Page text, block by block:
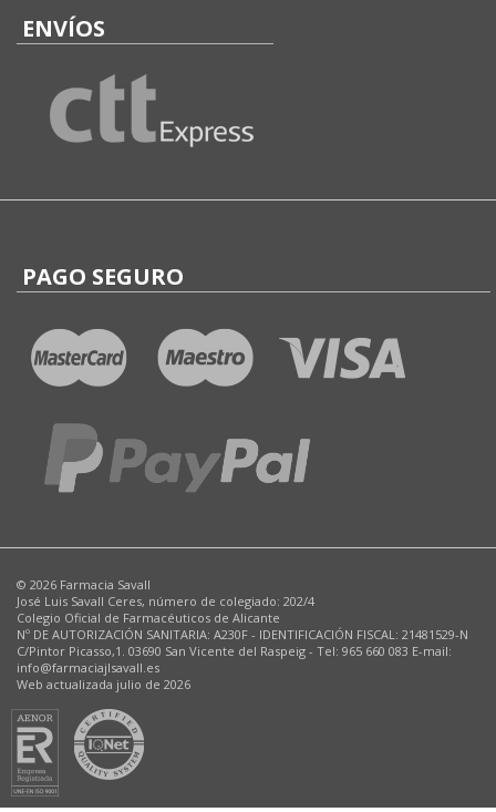
ENVÍOS
PAGO SEGURO
© 2026 Farmacia Savall
José Luis Savall Ceres, número de colegiado: 202/4
Colegio Oficial de Farmacéuticos de Alicante
Nº DE AUTORIZACIÓN SANITARIA: A230F - IDENTIFICACIÓN FISCAL: 21481529-N
C/Pintor Picasso,1. 03690 San Vicente del Raspeig - Tel: 965 660 083 E-mail:
info@farmaciajlsavall.es
Web actualizada julio de 2026